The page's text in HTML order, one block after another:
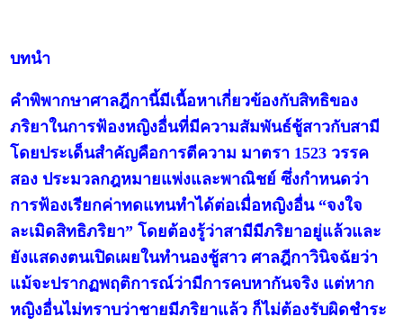
บทนำ
คำพิพากษาศาลฎีกานี้มีเนื้อหาเกี่ยวข้องกับสิทธิของ
ภริยาในการฟ้องหญิงอื่นที่มีความสัมพันธ์ชู้สาวกับสามี
โดยประเด็นสำคัญคือการตีความ มาตรา 1523 วรรค
สอง ประมวลกฎหมายแพ่งและพาณิชย์ ซึ่งกำหนดว่า
การฟ้องเรียกค่าทดแทนทำได้ต่อเมื่อหญิงอื่น “จงใจ
ละเมิดสิทธิภริยา” โดยต้องรู้ว่าสามีมีภริยาอยู่แล้วและ
ยังแสดงตนเปิดเผยในทำนองชู้สาว ศาลฎีกาวินิจฉัยว่า
แม้จะปรากฏพฤติการณ์ว่ามีการคบหากันจริง แต่หาก
หญิงอื่นไม่ทราบว่าชายมีภริยาแล้ว ก็ไม่ต้องรับผิดชำระ